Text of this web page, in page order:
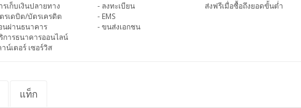
รเก็บเงินปลายทาง
รเดบิต/บัตรเครดิต
นผ่านธนาคาร
การธนาคารออนไลน์
าน์เตอร์ เซอร์วิส
- ลงทะเบียน
- EMS
- ขนส่งเอกชน
ส่งฟรีเมื่อซื้อถึงยอดขั้นต่ำ
แท็ก